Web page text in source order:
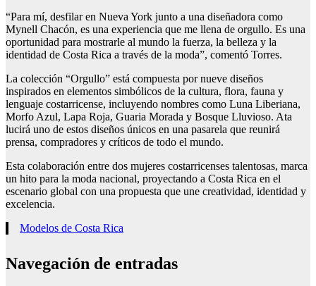
“Para mí, desfilar en Nueva York junto a una diseñadora como
Mynell Chacón, es una experiencia que me llena de orgullo. Es una
oportunidad para mostrarle al mundo la fuerza, la belleza y la
identidad de Costa Rica a través de la moda”, comentó Torres.
La colección “Orgullo” está compuesta por nueve diseños
inspirados en elementos simbólicos de la cultura, flora, fauna y
lenguaje costarricense, incluyendo nombres como Luna Liberiana,
Morfo Azul, Lapa Roja, Guaria Morada y Bosque Lluvioso. Ata
lucirá uno de estos diseños únicos en una pasarela que reunirá
prensa, compradores y críticos de todo el mundo.
Esta colaboración entre dos mujeres costarricenses talentosas, marca
un hito para la moda nacional, proyectando a Costa Rica en el
escenario global con una propuesta que une creatividad, identidad y
excelencia.
Modelos de Costa Rica
Navegación de entradas